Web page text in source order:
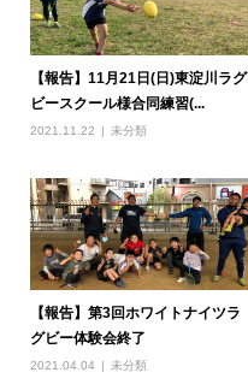
【報告】11月21日(日)東淀川ラグ
ビースクール様合同練習(...
2021.11.22 未分類
【報告】第3回ホワイトナイツラ
グビー体験会終了
2021.04.04 未分類